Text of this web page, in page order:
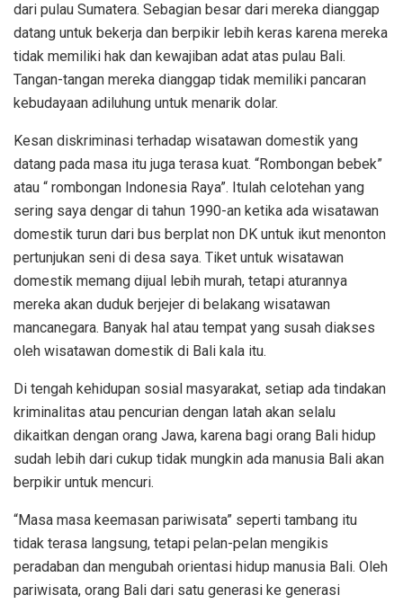
dari pulau Sumatera. Sebagian besar dari mereka dianggap
datang untuk bekerja dan berpikir lebih keras karena mereka
tidak memiliki hak dan kewajiban adat atas pulau Bali.
Tangan-tangan mereka dianggap tidak memiliki pancaran
kebudayaan adiluhung untuk menarik dolar.
Kesan diskriminasi terhadap wisatawan domestik yang
datang pada masa itu juga terasa kuat. “Rombongan bebek”
atau “ rombongan Indonesia Raya”. Itulah celotehan yang
sering saya dengar di tahun 1990-an ketika ada wisatawan
domestik turun dari bus berplat non DK untuk ikut menonton
pertunjukan seni di desa saya. Tiket untuk wisatawan
domestik memang dijual lebih murah, tetapi aturannya
mereka akan duduk berjejer di belakang wisatawan
mancanegara. Banyak hal atau tempat yang susah diakses
oleh wisatawan domestik di Bali kala itu.
Di tengah kehidupan sosial masyarakat, setiap ada tindakan
kriminalitas atau pencurian dengan latah akan selalu
dikaitkan dengan orang Jawa, karena bagi orang Bali hidup
sudah lebih dari cukup tidak mungkin ada manusia Bali akan
berpikir untuk mencuri.
“Masa masa keemasan pariwisata” seperti tambang itu
tidak terasa langsung, tetapi pelan-pelan mengikis
peradaban dan mengubah orientasi hidup manusia Bali. Oleh
pariwisata, orang Bali dari satu generasi ke generasi